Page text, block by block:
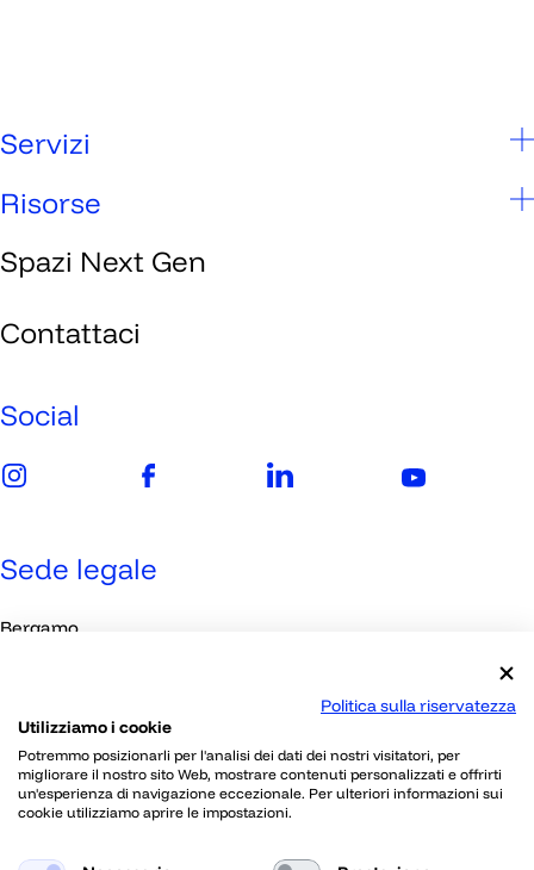
Servizi
Scuole
Studenti
Imprese
Risorse
Chi siamo
Spazi Next Gen
Contattaci
Social
Sede legale
Bergamo
Contatti
030 2395802
Politica sulla riservatezza
Utilizziamo i cookie
Potremmo posizionarli per l'analisi dei dati dei nostri visitatori, per
migliorare il nostro sito Web, mostrare contenuti personalizzati e offrirti
un'esperienza di navigazione eccezionale. Per ulteriori informazioni sui
cookie utilizziamo aprire le impostazioni.